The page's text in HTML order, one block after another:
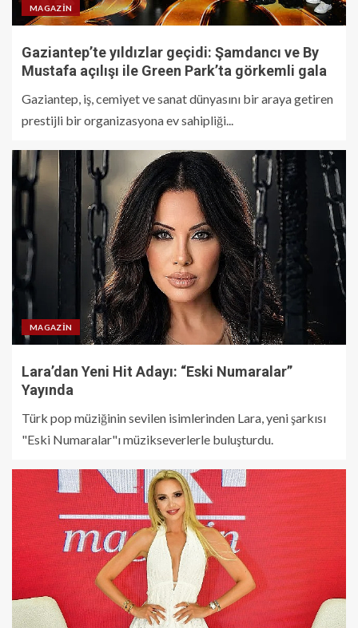
MAGAZIN
Gaziantep’te yıldızlar geçidi: Şamdancı ve By
Mustafa açılışı ile Green Park’ta görkemli gala
Gaziantep, iş, cemiyet ve sanat dünyasını bir araya getiren
prestijli bir organizasyona ev sahipliği...
MAGAZIN
Lara’dan Yeni Hit Adayı: “Eski Numaralar”
Yayında
Türk pop müziğinin sevilen isimlerinden Lara, yeni şarkısı
"Eski Numaralar"ı müzikseverlerle buluşturdu.